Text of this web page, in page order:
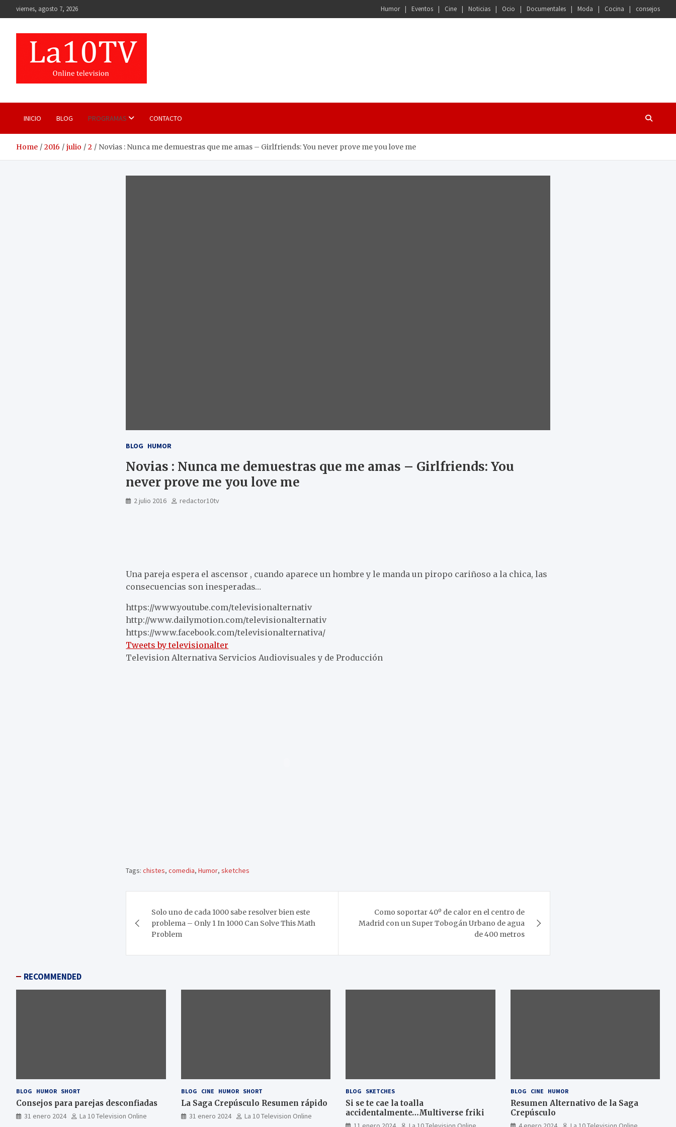
to
viernes, agosto 7, 2026 Humor Eventos Cine Noticias Ocio Documentales Moda Cocina consejos
INICIO BLOG PROGRAMAS CONTACTO
Home 2016 julio 2 Novias : Nunca me demuestras que me amas – Girlfriends: You never prove me you love me
BLOG HUMOR
Novias : Nunca me demuestras que me amas – Girlfriends: You
never prove me you love me
2 julio 2016 redactor10tv
Una pareja espera el ascensor , cuando aparece un hombre y le manda un piropo cariñoso a la chica, las
consecuencias son inesperadas…
https://www.youtube.com/televisionalternativ
http://www.dailymotion.com/televisionalternativ
https://www.facebook.com/televisionalternativa/
Tweets by televisionalter
Television Alternativa Servicios Audiovisuales y de Producción
Tags: chistes,comedia,Humor,sketches
de
entradas
Solo uno de cada 1000 sabe resolver bien este
problema – Only 1 In 1000 Can Solve This Math
Problem
Como soportar 40º de calor en el centro de
Madrid con un Super Tobogán Urbano de agua
de 400 metros
RECOMMENDED
BLOG HUMOR SHORT
Consejos para parejas desconfiadas
31 enero 2024 La 10 Television Online
BLOG CINE HUMOR SHORT
La Saga Crepúsculo Resumen rápido
31 enero 2024 La 10 Television Online
BLOG SKETCHES
Si se te cae la toalla
accidentalmente…Multiverse friki
BLOG CINE HUMOR
Resumen Alternativo de la Saga
Crepúsculo